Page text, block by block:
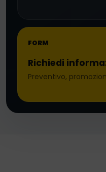
FORM
Richiedi
Preventivo,